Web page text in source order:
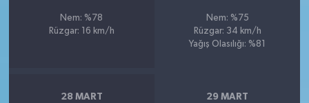
Nem: %78
Rüzgar: 16 km/h
Nem: %75
Rüzgar: 34 km/h
Yağış Olasılığı: %81
28 MART 29 MART